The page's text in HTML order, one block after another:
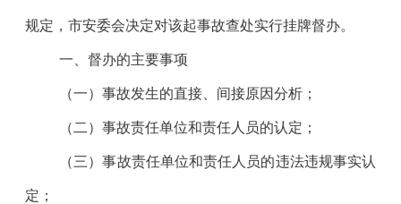
规定，市安委会决定对该起事故查处实行挂牌督办。
一、督办的主要事项
（一）事故发生的直接、间接原因分析；
（二）事故责任单位和责任人员的认定；
（三）事故责任单位和责任人员的违法违规事实认
定；